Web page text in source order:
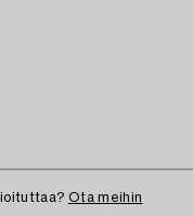
Ota meihin